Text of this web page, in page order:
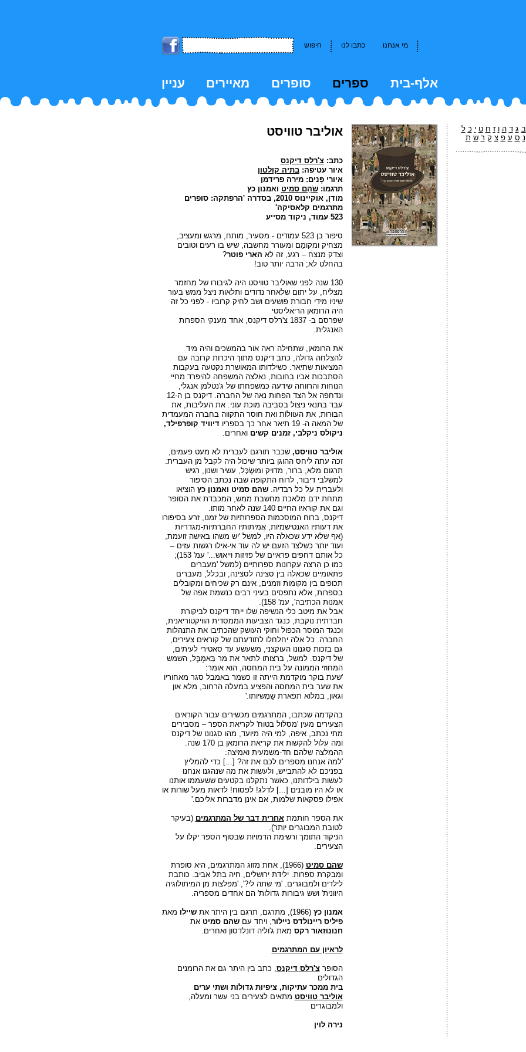
חיפוש כתבו לנו מי אנחנו
אלף-בית ספרים סופרים מאיירים עניין
ב ג ד ה ו ז ח ט י כ ל
נ ס ע פ צ ק ר ש ת אוליבר טוויסט
כתב:צ'רלס דיקנס
איור עטיפה:בתיה קולטון
איורי פְּנים: מירה פרידמן
תרגמו:שֹהַם סמיט ואמנון כץ
מודן, אוקיינוס 2010, בסדרה 'הרפתקה: סופרים
מתרגמים קלאסיקה'
523 עמוד, ניקוד מסייע
סיפור בן 523 עמודים - מסעיר, מותח, מרגש ומעציב,
מצחיק ומקומֵם ומעורר מחשבה, שיש בו רעים וטובים
וצדק מנצח – רגע, זה לא הארי פוטר?
בהחלט לא; הרבה יותר טוב!
130 שנה לפני שאוליבר טוויסט היה לגיבורו של מחזמר
מצליח, על יתום שלאחר נדודים ותלאות ניצל ממש בעור
שיניו מידי חבורת פושעים ושב לחיק קרוביו - לפני כל זה
היה הרומאן הריאליסטי
שפרסם ב- 1837 צ'רלס דיקנס, אחד מענקי הספרות
האנגלית.
את הרומאן, שתחילה ראה אור בהמשכים והיה מיד
להצלחה גדולה, כתב דיקנס מתוך היכרות קרובה עם
המציאות שתיאר. כשילדותו המאושרת נקטעה בעקבות
הסתבכות אביו בחובות, נאלצה המשפחה להיפרד מחיי
הנוחות והרווחה שידעה כמשפחתו של ג'נטלמן אנגלי,
ונדחפה אל הצד הפחות נאה של החברה. דיקנס בן ה-12
עבד בתנאי ניצול בסביבה מוכת עוני. את העליבות, את
הבּוּרוּת, את העוולוֹת ואת חוסר התקווה בחברה המעמדית
של המאה ה- 19 תיאר אחר כך בספריו
דיוויד קופרפילד,
ניקולס ניקלבי, זמנים קשים ואחרים.
אוליבר טוויסט, שכבר תורגם לעברית לא מעט פעמים,
זכה עתה ליחס ההוגן ביותר שיכול היה לקבל מן העברית:
תרגום מלא, ברור, מדויק ומוּשְׂכָּל, עשיר ושנון, רגיש
למשלבי דיבור, לרוח התקופה שבה נכתב הסיפור
ולעברית על כל רבדיה.שהם סמיט ואמנון כץ הוציאו
מתחת ידם מלאכת מחשבת ממש, המכבדת את הסופר
וגם את קוראיו החיים 140 שנה לאחר מותו.
דיקנס, ברוח המוסכמות הספרותיות של זמנו, זרע בסיפורו
את דעותיו האנטישמיות, אֲמיתותיו החברתיות-מגדריות
(אף שלא ידע שכאלה היו, למשל 'יש משהו באישה זועמת,
ועוד יותר כשלצד הזעם יש לה עוד אי-אילו רגשות עזים –
כל אותם דחפים פראיים של פזיזות וייאוש...' עמ' 153);
כמו כן הִרצה עקרונות ספרותיים (למשל 'מעברים
פתאומיים שכאלה בין סצינה לסצינה, ובכלל, מעברים
תכופים בין מקומות וזמנים, אינם רק שכיחים ומקובלים
בספרות, אלא נתפסים בעיני רבים כנשמת אפה של
אמנות הכתיבה', עמ' 158).
אבל את מיטב כלי הנשיפה שלו ייחד דיקנס לביקורת
חברתית נוקבת, כנגד הצביעות הממסדית הוויקטוריאנית,
וכנגד המוסר הכפול וחוקי העושק שהכתיבו את התנהלות
החברה. כל אלה יחלחלו לתודעתם של קוראים צעירים,
גם בזכות סגנונו העוקצני, משעשע עד סאטירי לעיתים,
של דיקנס. למשל, ברצותו לתאר את מר בַּאמְבֶּל, השמש
המחוזי הממונה על בית המחסה, הוא אומר:
'שעת בוקר מוקדמת הייתה זו כשמר באמבל סגר מאחוריו
את שער בית המחסה והפציע במעלה הרחוב, מלא און
וגאון, במלוא תפארת שַמָשיותו.'
בהקדמה שכתבו, המתרגמים מכשירים עבור הקוראים
הצעירים מעין 'מסלול בטוח' לקריאת הספר – מסבירים
מתי נכתב, איפה, למי היה מיועד, מהו סגנונו של דיקנס
ומה עלול להקשות את קריאת הרומאן בן 170 שנה.
ההמלצה שלהם חד-משמעית ואמיצה:
'למה אנחנו מספרים לכם את זה? [...] כדי להמליץ
בפניכם לא להתבייש, ולעשות את מה שנהגנו אנחנו
לעשות בילדותנו, כאשר נתקלנו בקטעים ששעממו אותנו
או לא היו מובנים [...] לדלג! לפסוח! לדאות מעל שורות או
אפילו פסקאות שלמות, אם אינן מדברות אליכם.'
את הספר חותמתאחרית דבר של המתרגמים (בעיקר
לטובת המבוגרים יותר).
הניקוד התומך ורשימת הדמויות שבסוף הספר יקלו על
הצעירים.
שהם סמיט
(1966), אחת מזוג המתרגמים, היא סופרת
ומבקרת ספרות. ילידת ירושלים, חיה בתל אביב. כותבת
לילדים ולמבוגרים. 'מי שתה לי?', 'מפלצות מן המיתולוגיה
היוונית' ושש גיבורות גדולות' הם אחדים מספריה.
אמנון כץ (1966), מתרגם, תרגם בין היתר את שיילו מאת
פיליס ריינולדס ניילור, ויחד עםשהם סמיט את
חנונוזאור רקס מאת ג'וליה דונלדסון ואחרים.
לראיון עם המתרגמים
הסופרצ'רלס דיקנס, כתב בין היתר גם את הרומנים
הגדולים
בית ממכר עתיקות, ציפיות גדולות ושתי ערים
אוליבר טוויסט מתאים לצעירים בני עשר ומעלה,
ולמבוגרים
נירה לוין